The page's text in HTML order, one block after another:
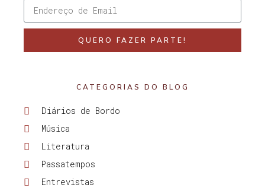
QUERO FAZER PARTE!
CATEGORIAS DO BLOG
Diários de Bordo
Música
Literatura
Passatempos
Entrevistas